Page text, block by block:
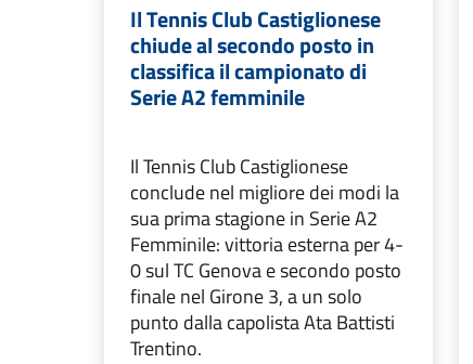
Il Tennis Club Castiglionese
chiude al secondo posto in
classifica il campionato di
Serie A2 femminile
Il Tennis Club Castiglionese
conclude nel migliore dei modi la
sua prima stagione in Serie A2
Femminile: vittoria esterna per 4-
0 sul TC Genova e secondo posto
finale nel Girone 3, a un solo
punto dalla capolista Ata Battisti
Trentino.